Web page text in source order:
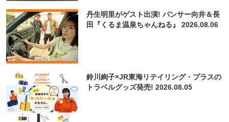
丹生明里がゲスト出演! パンサー向井＆長
田『くるま温泉ちゃんねる』2026.08.06
鈴川絢子×JR東海リテイリング・プラスの
トラベルグッズ発売!2026.08.05